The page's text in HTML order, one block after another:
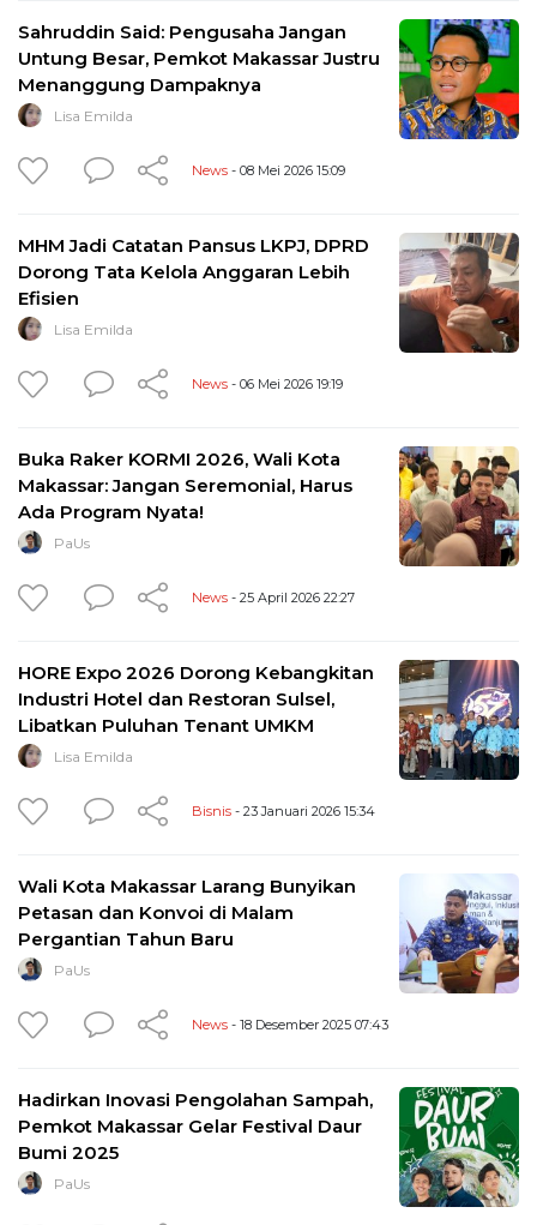
Sahruddin Said: Pengusaha Jangan
Untung Besar, Pemkot Makassar Justru
Menanggung Dampaknya
Lisa Emilda
News - 08 Mei 2026 15:09
MHM Jadi Catatan Pansus LKPJ, DPRD
Dorong Tata Kelola Anggaran Lebih
Efisien
Lisa Emilda
News - 06 Mei 2026 19:19
Buka Raker KORMI 2026, Wali Kota
Makassar: Jangan Seremonial, Harus
Ada Program Nyata!
PaUs
News - 25 April 2026 22:27
HORE Expo 2026 Dorong Kebangkitan
Industri Hotel dan Restoran Sulsel,
Libatkan Puluhan Tenant UMKM
Lisa Emilda
Bisnis - 23 Januari 2026 15:34
Wali Kota Makassar Larang Bunyikan
Petasan dan Konvoi di Malam
Pergantian Tahun Baru
PaUs
News - 18 Desember 2025 07:43
Hadirkan Inovasi Pengolahan Sampah,
Pemkot Makassar Gelar Festival Daur
Bumi 2025
PaUs